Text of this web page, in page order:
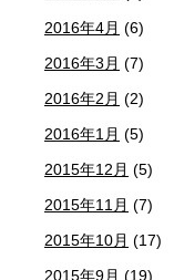
2016年4月 (6)
2016年3月 (7)
2016年2月 (2)
2016年1月 (5)
2015年12月 (5)
2015年11月 (7)
2015年10月 (17)
2015年9月 (19)